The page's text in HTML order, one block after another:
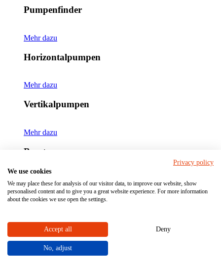
Pumpenfinder
Mehr dazu
Horizontalpumpen
Mehr dazu
Vertikalpumpen
Mehr dazu
Beratung
Fragen Sie Ihren Ansprechpartner für
Kreiselpumpen!
Unser Experte kennt die Anwendungen in industriellen Anlagen und
Valerij Bograd
Privacy policy
We use cookies
We may place these for analysis of our visitor data, to improve our website, show
personalised content and to give you a great website experience. For more information
about the cookies we use open the settings.
Accept all Deny
No, adjust